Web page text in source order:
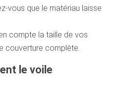
vous que le matériau laisse
compte la taille de vos
couverture complète.
le voile